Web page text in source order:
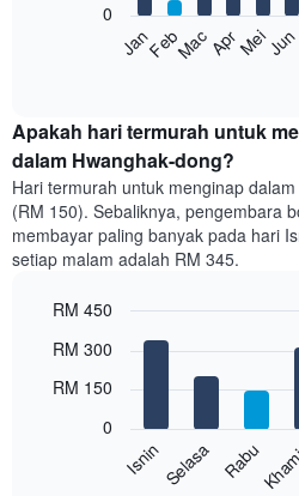
purata
bilik
setiap
bulan
Carta
mempunyai
1
memaparkan
bulan.
Carta
mempunyai
JanFebMacAprMeiJun
0
Apakah hari termurah untuk
dalam Hwanghak-dong?
Hari termurah untuk menginap
(RM 150). Sebaliknya, pengembara
membayar paling banyak pada hari
setiap malam adalah RM 345.
chart
graphic.
IsninSelasa Rabu
0
RM 150
RM 300
RM 450